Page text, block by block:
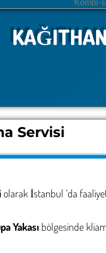
Servisi
olarak İstanbul ‘da
Yakasıbölgesinde